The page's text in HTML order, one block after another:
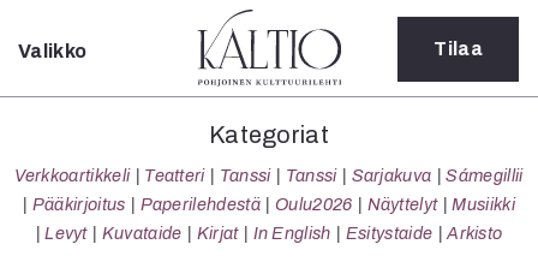
Sulje
Kategoriat
Verkkoartikkeli
Teatteri
Tanssi
Valikko Tilaa
Kategoriat
Verkkoartikkeli Teatteri Tanssi Tanssi Sarjakuva
Sámegillii
Pääkirjoitus
Paperilehdestä Oulu2026 Näyttelyt
Musiikki
Levyt
Kuvataide Kirjat In English Esitystaide Arkisto